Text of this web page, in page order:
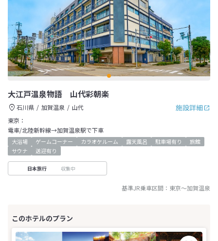
大江戸温泉物語 山代彩朝楽
施設詳細
石川県 加賀温泉
山代
東京：
電車/北陸新幹線→加賀温泉駅で下車
大浴場 ゲームコーナー カラオケルーム 露天風呂 駐車場有り
旅館
サウナ
送迎有り
日本旅行 収集中
基準JR乗車区間： 東京～加賀温泉